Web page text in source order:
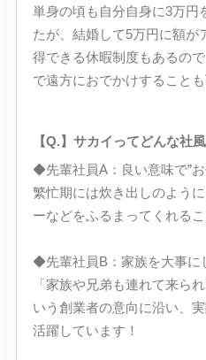
単身の頃も自分自身に3万円
たが、結婚して5万円に額が
得できる休暇制度もあるの
で遠方におでかけすることも
【Q.】サカイってどんな社
◆先輩社員A：良い意味で”お
繁忙期には炊き出しのよう
ーなどをふるまってくれる
◆先輩社員B：家族を大事に
「家族や兄弟も連れて来ら
いう創業者の意向に沿い、
活躍しています！